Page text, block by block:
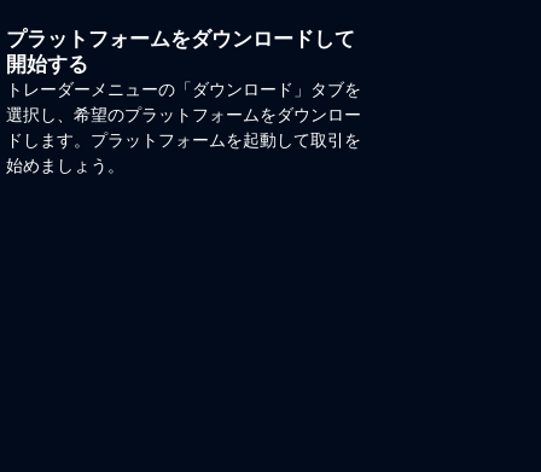
プラットフォームをダウンロードして
開始する
トレーダーメニューの「ダウンロード」タブを
選択し、希望のプラットフォームをダウンロー
ドします。プラットフォームを起動して取引を
始めましょう。